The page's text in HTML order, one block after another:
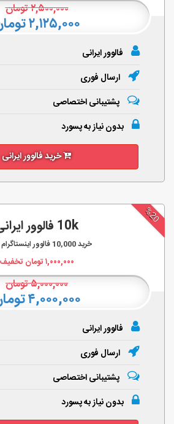
۲,۵۰۰,۰۰۰تومان
۲,۱۲۵,۰۰۰ تومان
فالوور ایرانی
ارسال فوری
پشتیبانی اختصاصی
بدون نیاز به پسورد
خرید فالوور ایرانی
%20
10k فالوور ایرانی
خرید10,000 فالوور
۱,۰۰۰,۰۰۰تومان تخفیف
۵,۰۰۰,۰۰۰تومان
۴,۰۰۰,۰۰۰ تومان
فالوور ایرانی
ارسال فوری
پشتیبانی اختصاصی
بدون نیاز به پسورد